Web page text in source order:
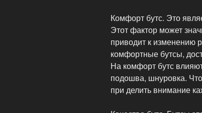
Комфорт бутс. Это
Этот фактор может
приводит к изменению
комфортные бутсы,
На комфорт бутс
подошва, шнуровка.
при делить внимание